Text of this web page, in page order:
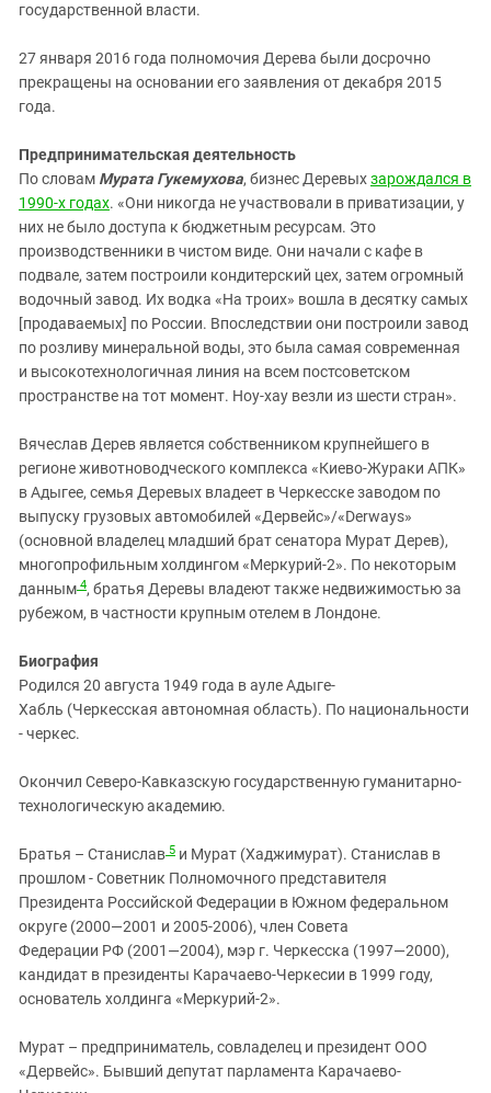
государственной власти.
27 января 2016 года полномочия Дерева были досрочно
прекращены на основании его заявления от декабря 2015
года.
Предпринимательская деятельность
По словам Мурата Гукемухова, бизнес Деревыхзарождался в
1990-х годах. «Они никогда не участвовали в приватизации, у
них не было доступа к бюджетным ресурсам. Это
производственники в чистом виде. Они начали с кафе в
подвале, затем построили кондитерский цех, затем огромный
водочный завод. Их водка «На троих» вошла в десятку самых
[продаваемых] по России. Впоследствии они построили завод
по розливу минеральной воды, это была самая современная
и высокотехнологичная линия на всем постсоветском
пространстве на тот момент. Ноу-хау везли из шести стран».
Вячеслав Дерев является собственником крупнейшего в
регионе животноводческого комплекса «Киево-Жураки АПК»
в Адыгее, семья Деревых владеет в Черкесске заводом по
выпуску грузовых автомобилей «Дервейс»/«Derways»
(основной владелец младший брат сенатора Мурат Дерев),
многопрофильным холдингом «Меркурий-2». По некоторым
данным 4, братья Деревы владеют также недвижимостью за
рубежом, в частности крупным отелем в Лондоне.
Биография
Родился 20 августа 1949 года в ауле Адыге-
Хабль (Черкесская автономная область). По национальности
- черкес.
Окончил Северо-Кавказскую государственную гуманитарно-
технологическую академию.
Братья – Станислав 5 и Мурат (Хаджимурат). Станислав в
прошлом - Советник Полномочного представителя
Президента Российской Федерации в Южном федеральном
округе (2000—2001 и 2005-2006), член Совета
Федерации РФ (2001—2004), мэр г. Черкесска (1997—2000),
кандидат в президенты Карачаево-Черкесии в 1999 году,
основатель холдинга «Меркурий-2».
Мурат – предприниматель, совладелец и президент ООО
«Дервейс». Бывший депутат парламента Карачаево-